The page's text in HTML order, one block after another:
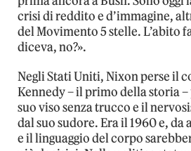
crisi di reddito e d’immagine,
del Movimento 5 stelle. L’abito
diceva, no?».
Negli Stati Uniti, Nixon perse il
Kennedy – il primo della storia
suo viso senza trucco e il
dal suo sudore. Era il 1960 e,
e il linguaggio del corpo